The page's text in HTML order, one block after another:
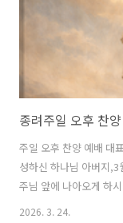
종려주일 오후 찬
주일 오후 찬양 예배 대
성하신 하나님 아버지
주님 앞에 나아오게 하
하시며 “호산나” 찬송
2026. 3. 24.